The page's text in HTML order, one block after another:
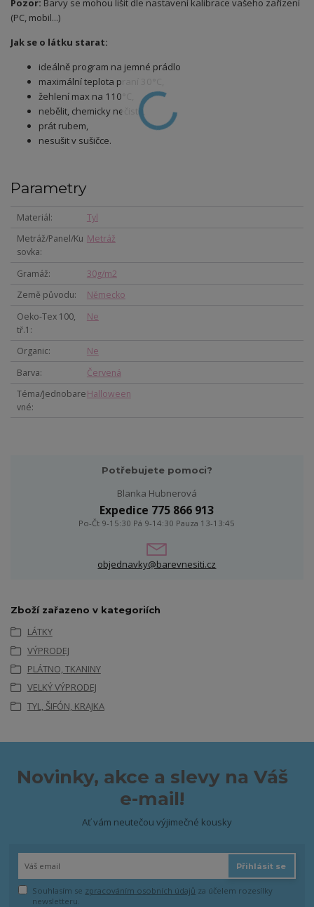
Pozor: Barvy se mohou lišit dle nastavení kalibrace vašeho zařízení
(PC, mobil...)
Jak se o látku starat:
ideálně program na jemné prádlo
maximální teplota praní 30°C,
žehlení max na 110°C,
nebělit, chemicky nečistit,
prát rubem,
nesušit v sušičce.
Parametry
Materiál
Tyl
Metráž/Panel/Ku
sovka
Metráž
Gramáž
30g/m2
Země původu
Německo
Oeko-Tex 100,
tř.1
Ne
Organic
Ne
Barva
Červená
Téma/Jednobare
vné
Halloween
Potřebujete pomoci?
Blanka Hubnerová
Expedice 775 866 913
Po-Čt 9-15:30 Pá 9-14:30 Pauza 13-13:45
objednavky@barevnesiti.cz
Zboží zařazeno v kategoriích
LÁTKY
VÝPRODEJ
PLÁTNO, TKANINY
VELKÝ VÝPRODEJ
TYL, ŠIFÓN, KRAJKA
Novinky, akce a slevy na Váš
e-mail!
Ať vám neutečou výjimečné kousky
Přihlásit se
Souhlasím se zpracováním osobních údajů za účelem rozesílky
newsletteru.